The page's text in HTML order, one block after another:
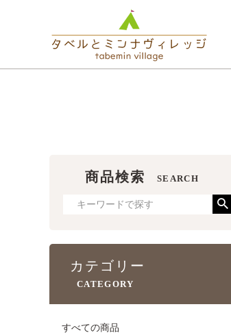
商品検索 SEARCH
カテゴリー
CATEGORY
すべての商品